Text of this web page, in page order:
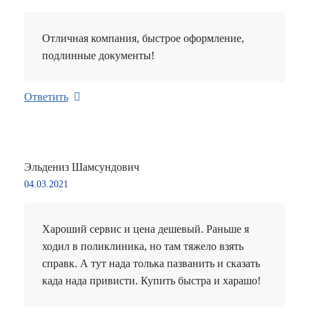
Отличная компания, быстрое оформление,
подлинные документы!
Ответить
Эльдениз Шамсундович
04.03.2021
Хароший сервис и цена дешевый. Раньше я
ходил в поликлиника, но там тяжело взять
справк. А тут нада толька пазванить и сказать
када нада привисти. Купить быстра и харашо!